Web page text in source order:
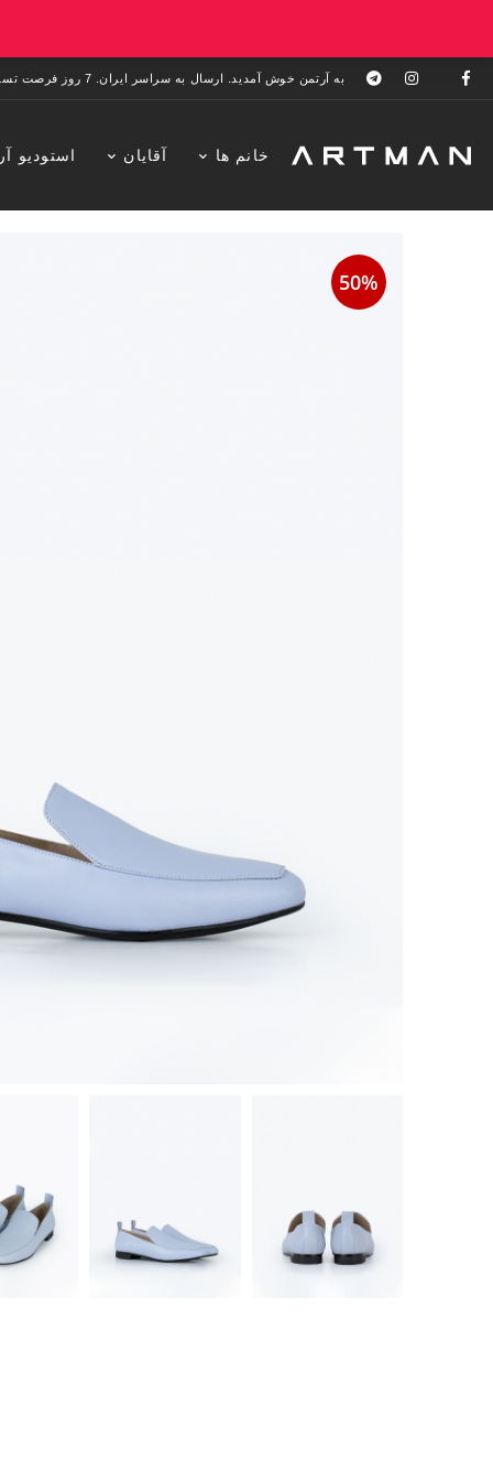
به آرتمن خوش آمدید. ارسال به سراسر ایران. 7 روز فرصت تست در منزل. 1 سال خدمات پس از فروش.
خانم ها آقایان استودیو
50%